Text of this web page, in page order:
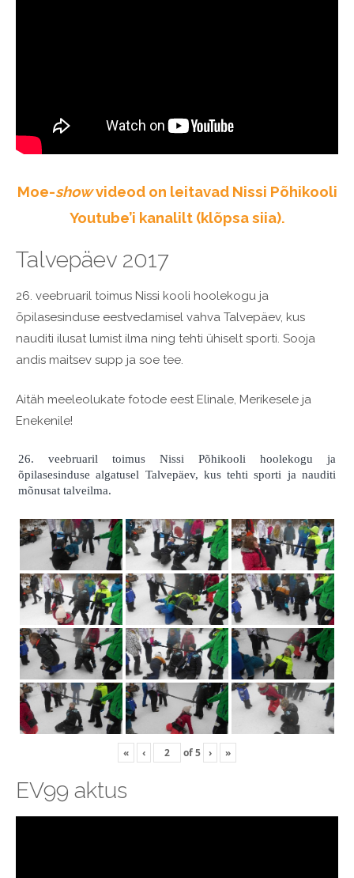
Moe-showvideod on leitavad Nissi Põhikooli
Youtube’i kanalilt (klõpsa siia).
Talvepäev 2017
26. veebruaril toimus Nissi kooli hoolekogu ja
õpilasesinduse eestvedamisel vahva Talvepäev, kus
nauditi ilusat lumist ilma ning tehti ühiselt sporti. Sooja
andis maitsev supp ja soe tee.
Aitäh meeleolukate fotode eest Elinale, Merikesele ja
Enekenile!
26. veebruaril toimus Nissi Põhikooli hoolekogu ja
õpilasesinduse algatusel Talvepäev, kus tehti sporti ja nauditi
mõnusat talveilma.
« ‹ of5 › »
EV99 aktus